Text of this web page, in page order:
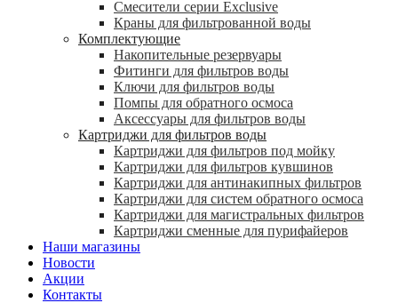
Смесители серии Exclusive
Краны для фильтрованной воды
Комплектующие
Накопительные резервуары
Фитинги для фильтров воды
Ключи для фильтров воды
Помпы для обратного осмоса
Аксессуары для фильтров воды
Картриджи для фильтров воды
Картриджи для фильтров под мойку
Картриджи для фильтров кувшинов
Картриджи для антинакипных фильтров
Картриджи для систем обратного осмоса
Картриджи для магистральных фильтров
Картриджи сменные для пурифайеров
Наши магазины
Новости
Акции
Контакты